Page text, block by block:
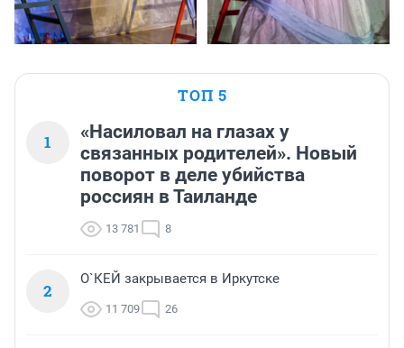
ТОП 5
1
«Насиловал на глазах у
связанных родителей». Новый
поворот в деле убийства
россиян в Таиланде
13 781 8
2
О`КЕЙ закрывается в Иркутске
11 709 26